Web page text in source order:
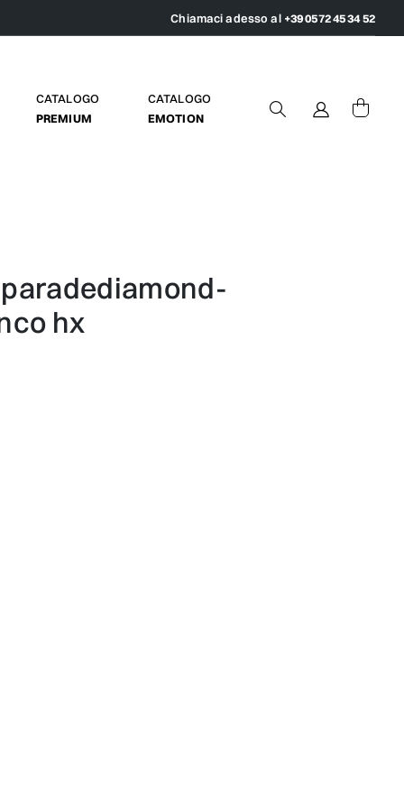
Chiamaci adesso al +39 0572 45 34 52
CATALOGO
PREMIUM
CATALOGO
EMOTION
hx